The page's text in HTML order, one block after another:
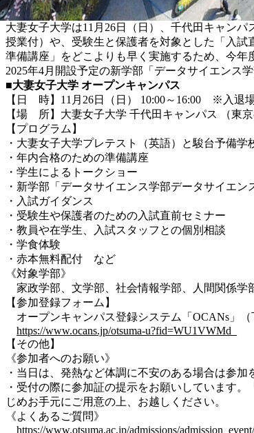
大妻女子大学は11月26日（日）、千代田キャン
授業付）や、受験生と保護者を対象とした「入
準備講座」をどこよりも早く実施するため、今年
2025年4月開設予定の新学部「データサイエンス
■大妻女子大学 オープンキャンパス
【日 時】11月26日（日） 10:00～16:00 ※入退
【場 所】大妻女子大学 千代田キャンパス （東京
【プログラム】
・大妻女子大学プレテスト（英語）と駿台予備学
・年内合格のための準備講座
・学生によるトークショー
・新学部「データサイエンス学部データサイエ
・入試ガイダンス
・受験生や保護者のための入試直前セミナー
・教員や在学生、入試スタッフとの個別相談
・学食体験
・赤本無料配付 など
《対象学部》
家政学部、文学部、社会情報学部、人間関係学
【参加登録フォーム】
オープンキャンパス登録システム「OCANs」（
https://www.ocans.jp/otsuma-u?fid=WU1VWMd_
【その他】
《参加者へのお願い》
・当日は、発熱など体調に不安のある場合は参
・受付の際に参加証の提示をお願いしています
じめお手元にご用意の上、お越しください。
《よくあるご質問》
https://www.otsuma.ac.jp/admissions/